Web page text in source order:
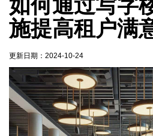
如何通过写字
施提高租户满
更新日期： 2024-10-24